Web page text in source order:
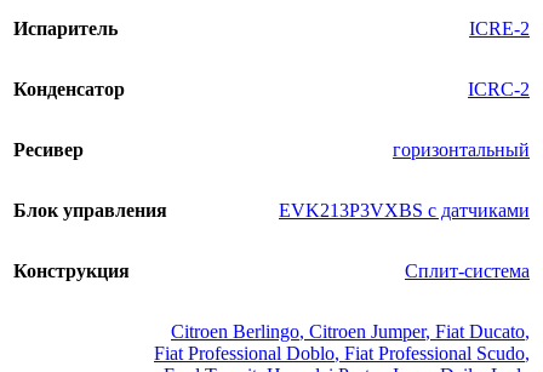
Испаритель ICRE-2
Конденсатор ICRC-2
Ресивер горизонтальный
Блок управления EVK213P3VXBS с датчиками
Конструкция Сплит-система
Citroen Berlingo, Citroen Jumper, Fiat Ducato,
Fiat Professional Doblo, Fiat Professional Scudo,